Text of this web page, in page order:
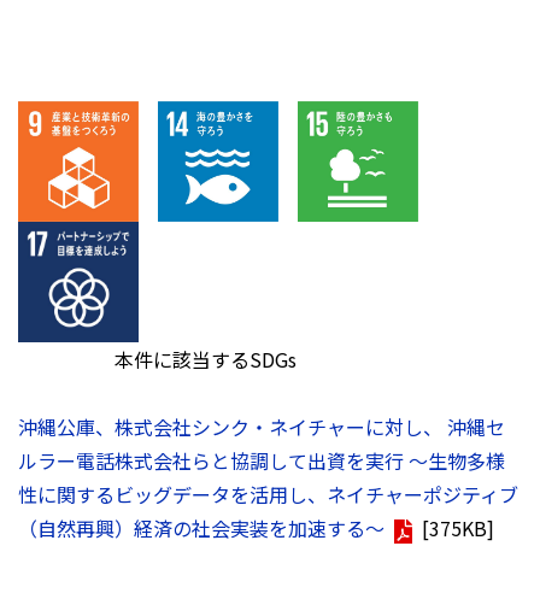
本件に該当するSDGs
沖縄公庫、株式会社シンク・ネイチャーに対し、 沖縄セ
ルラー電話株式会社らと協調して出資を実行 ～生物多様
性に関するビッグデータを活用し、ネイチャーポジティブ
（自然再興）経済の社会実装を加速する～
[375KB]